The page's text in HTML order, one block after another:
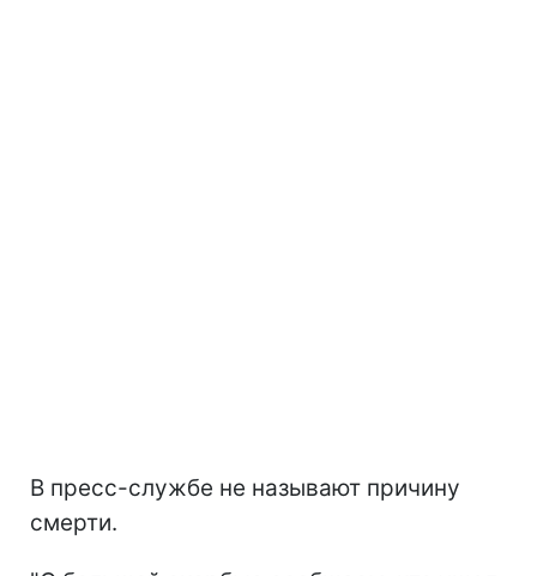
В пресс-службе не называют причину
смерти.